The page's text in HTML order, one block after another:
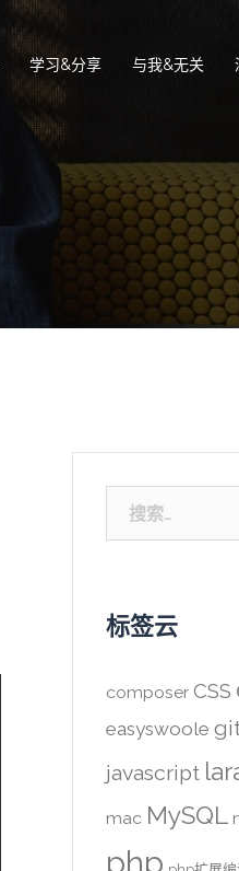
学习&分享 与我&无关
索：
标签云
composer CSS
easyswoole
javascript
mac MySQL
php